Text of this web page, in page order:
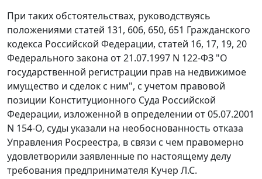
При таких обстоятельствах, руководствуясь
положениями статей 131, 606, 650, 651 Гражданского
кодекса Российской Федерации, статей 16, 17, 19, 20
Федерального закона от 21.07.1997 N 122-ФЗ "О
государственной регистрации прав на недвижимое
имущество и сделок с ним", с учетом правовой
позиции Конституционного Суда Российской
Федерации, изложенной в определении от 05.07.2001
N 154-О, суды указали на необоснованность отказа
Управления Росреестра, в связи с чем правомерно
удовлетворили заявленные по настоящему делу
требования предпринимателя Кучер Л.С.